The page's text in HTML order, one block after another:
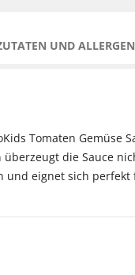
UND
Tomaten Gemüse
die Sauce
und eignet sich